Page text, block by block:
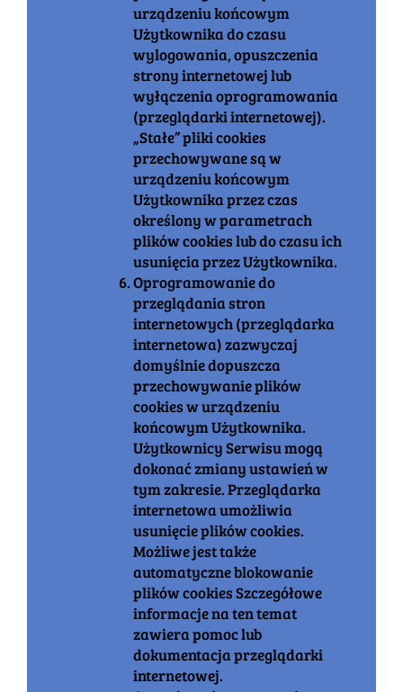
urządzeniu końcowym
Użytkownika do czasu
wylogowania, opuszczenia
strony internetowej lub
wyłączenia oprogramowania
(przeglądarki internetowej).
„Stałe” pliki cookies
przechowywane są w
urządzeniu końcowym
Użytkownika przez czas
określony w parametrach
plików cookies lub do czasu ich
usunięcia przez Użytkownika.
Oprogramowanie do
przeglądania stron
internetowych (przeglądarka
internetowa) zazwyczaj
domyślnie dopuszcza
przechowywanie plików
cookies w urządzeniu
końcowym Użytkownika.
Użytkownicy Serwisu mogą
dokonać zmiany ustawień w
tym zakresie. Przeglądarka
internetowa umożliwia
usunięcie plików cookies.
Możliwe jest także
automatyczne blokowanie
plików cookies Szczegółowe
informacje na ten temat
zawiera pomoc lub
dokumentacja przeglądarki
internetowej.